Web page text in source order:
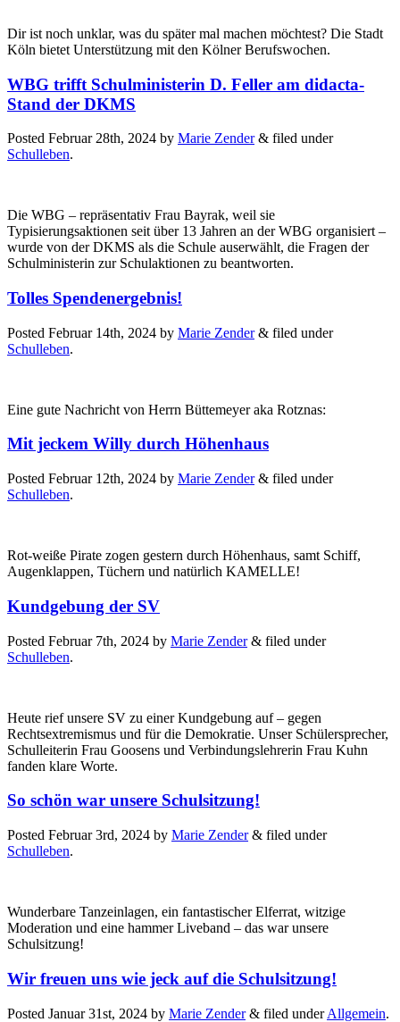
Dir ist noch unklar, was du später mal machen möchtest? Die Stadt
Köln bietet Unterstützung mit den Kölner Berufswochen.
WBG trifft Schulministerin D. Feller am didacta-
Stand der DKMS
Posted Februar 28th, 2024 by Marie Zender & filed under
Schulleben.
Die WBG – repräsentativ Frau Bayrak, weil sie
Typisierungsaktionen seit über 13 Jahren an der WBG organisiert –
wurde von der DKMS als die Schule auserwählt, die Fragen der
Schulministerin zur Schulaktionen zu beantworten.
Tolles Spendenergebnis!
Posted Februar 14th, 2024 by Marie Zender & filed under
Schulleben.
Eine gute Nachricht von Herrn Büttemeyer aka Rotznas:
Mit jeckem Willy durch Höhenhaus
Posted Februar 12th, 2024 by Marie Zender & filed under
Schulleben.
Rot-weiße Pirate zogen gestern durch Höhenhaus, samt Schiff,
Augenklappen, Tüchern und natürlich KAMELLE!
Kundgebung der SV
Posted Februar 7th, 2024 by Marie Zender & filed under
Schulleben.
Heute rief unsere SV zu einer Kundgebung auf – gegen
Rechtsextremismus und für die Demokratie. Unser Schülersprecher,
Schulleiterin Frau Goosens und Verbindungslehrerin Frau Kuhn
fanden klare Worte.
So schön war unsere Schulsitzung!
Posted Februar 3rd, 2024 by Marie Zender & filed under
Schulleben.
Wunderbare Tanzeinlagen, ein fantastischer Elferrat, witzige
Moderation und eine hammer Liveband – das war unsere
Schulsitzung!
Wir freuen uns wie jeck auf die Schulsitzung!
Posted Januar 31st, 2024 by Marie Zender & filed underAllgemein.